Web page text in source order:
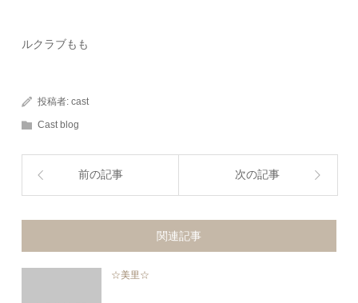
ルクラブもも
投稿者:cast
Cast blog
前の記事 次の記事
関連記事
☆美里☆